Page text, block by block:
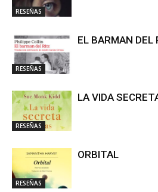
RESEÑAS
RESEÑAS
EL BARMAN DEL
RESEÑAS
LA VIDA
RESEÑAS
ORBITAL